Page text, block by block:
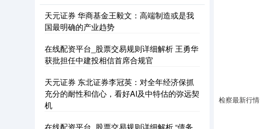
检察最新行情
天元证券 华商基金王毅文：高端制造或是我
国最明确的产业趋势
在线配资平台_股票交易规则详细解析 王勇华
获批担任中建投相信首席合规官
天元证券 东北证券李冠英：对全年经济保抓
充分的耐性和信心，看好AI及中特估的弥远契
机